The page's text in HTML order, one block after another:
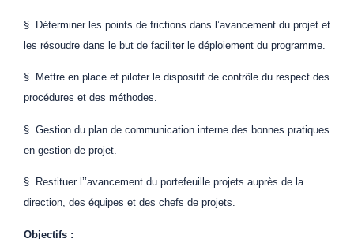
§ Déterminer les points de frictions dans l’avancement du projet et
les résoudre dans le but de faciliter le déploiement du programme.
§ Mettre en place et piloter le dispositif de contrôle du respect des
procédures et des méthodes.
§ Gestion du plan de communication interne des bonnes pratiques
en gestion de projet.
§ Restituer l’’avancement du portefeuille projets auprès de la
direction, des équipes et des chefs de projets.
Objectifs :